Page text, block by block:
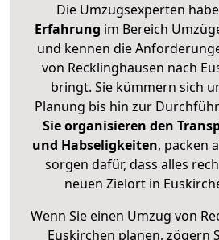
Die Umzugsexperten
Erfahrung im Bereich
und kennen die
von Recklinghausen nach
bringt. Sie kümmern sich
Planung bis hin zur
Sie organisieren den
und Habseligkeiten, packen
sorgen dafür, dass alles
neuen Zielort in
Wenn Sie einen Umzug von
Euskirchen planen, zögern